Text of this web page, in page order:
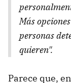
Más
personas
quieren".
Parece que,